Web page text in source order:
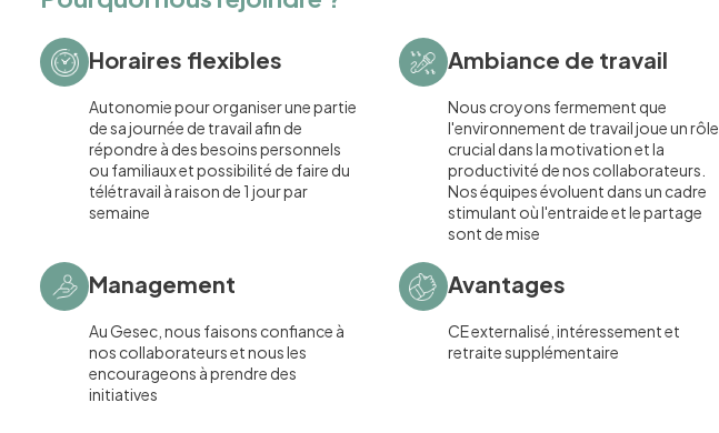
Horaires flexibles
Autonomie pour organiser une partie
de sa journée de travail afin de
répondre à des besoins personnels
ou familiaux et possibilité de faire du
télétravail à raison de 1 jour par
semaine
Ambiance de travail
Nous croyons fermement que
l'environnement de travail joue un rôle
crucial dans la motivation et la
productivité de nos collaborateurs.
Nos équipes évoluent dans un cadre
stimulant où l'entraide et le partage
sont de mise
Management
Au Gesec, nous faisons confiance à
nos collaborateurs et nous les
encourageons à prendre des
initiatives
Avantages
CE externalisé, intéressement et
retraite supplémentaire